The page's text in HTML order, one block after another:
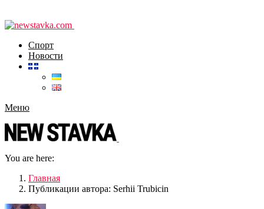
Спорт
Новости
Меню
You are here:
Главная
Публикации автора: Serhii Trubicin